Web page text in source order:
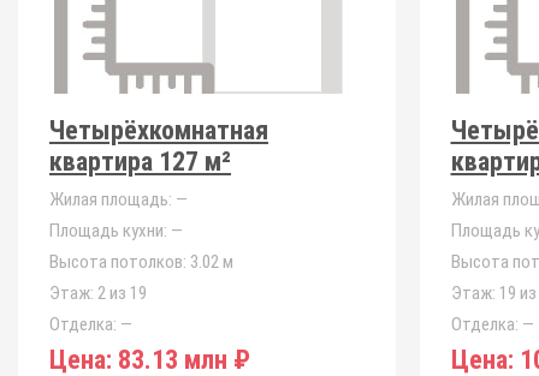
Четырёхкомнатная
квартира 127 м²
Жилая площадь: —
Площадь кухни: —
Высота потолков: 3.02 м
Этаж: 2 из 19
Отделка: —
Цена: 83.13 млн ₽
Жилая
Площадь
Высота
Этаж: 19
Отделка: —
Цена: